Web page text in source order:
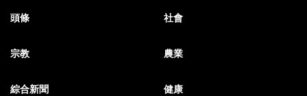
頭條 社會
宗教 農業
綜合新聞 健康